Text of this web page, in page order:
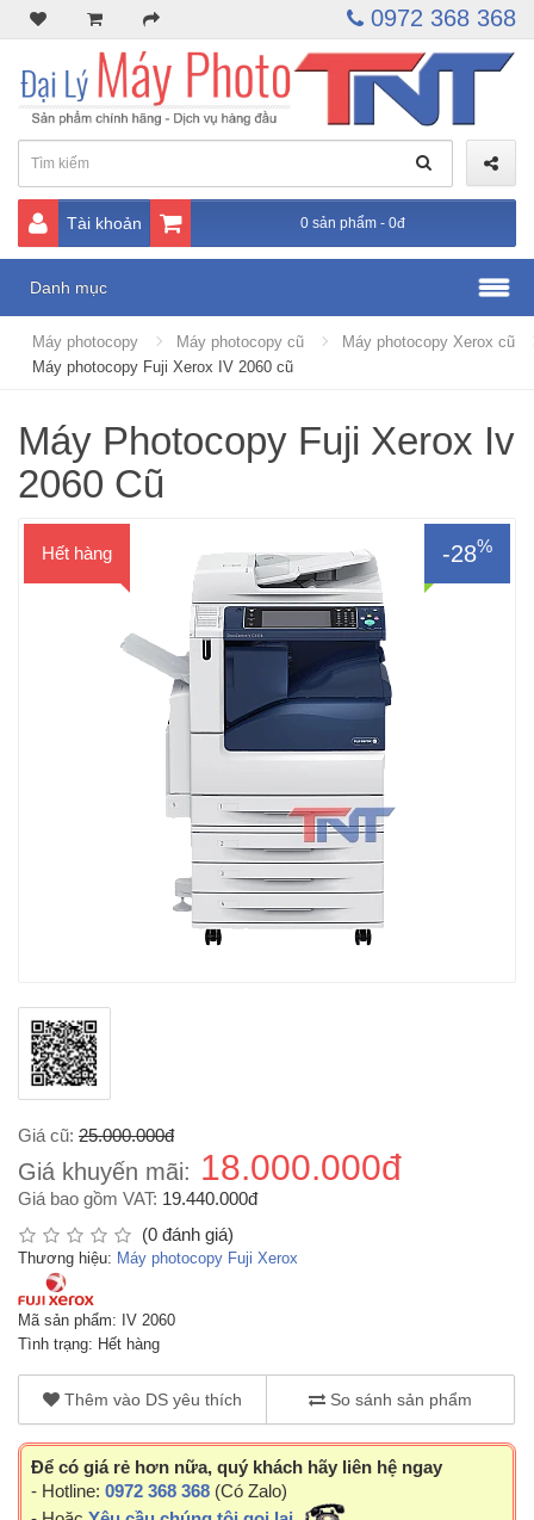
0972 368 368
Tài khoản 0 sản phẩm - 0đ
Danh mục
Máy photocopy Máy photocopy cũ
Máy photocopy Xerox cũ
Máy photocopy Fuji Xerox IV 2060 cũ
Máy Photocopy Fuji Xerox Iv
2060 Cũ
Hết hàng -28%
Giá cũ: 25.000.000đ
Giá khuyến mãi: 18.000.000đ
Giá bao gồm VAT: 19.440.000đ
(0 đánh giá)
Thương hiệu: Máy photocopy Fuji Xerox
Mã sản phẩm: IV 2060
Tình trạng: Hết hàng
Thêm vào DS yêu thích So sánh sản phẩm
Để có giá rẻ hơn nữa, quý khách hãy liên hệ ngay
- Hotline: 0972 368 368 (Có Zalo)